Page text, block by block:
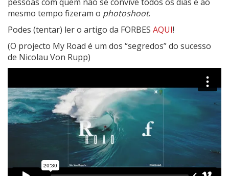
pessoas com quem não se convive todos os dias e ao
mesmo tempo fizeram o photoshoot.
Podes (tentar) ler o artigo da FORBES AQUI!
(O projecto My Road é um dos “segredos” do sucesso
de Nicolau Von Rupp)